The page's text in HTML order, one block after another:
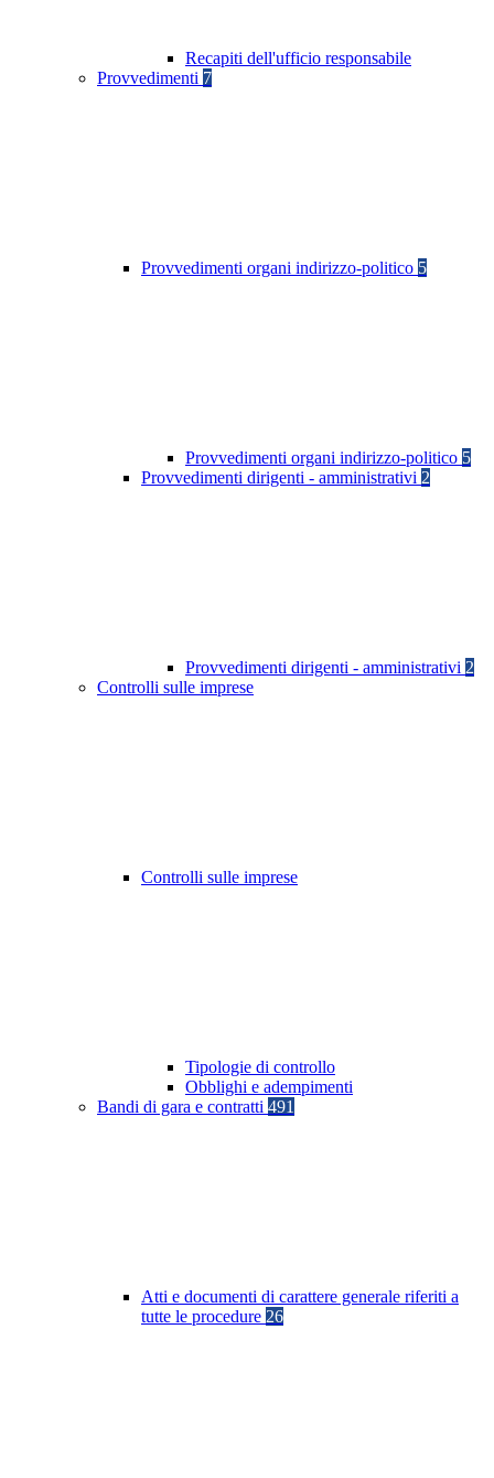
Recapiti dell'ufficio responsabile
Provvedimenti 7
Provvedimenti organi indirizzo-politico 5
Provvedimenti organi indirizzo-politico 5
Provvedimenti dirigenti - amministrativi 2
Provvedimenti dirigenti - amministrativi 2
Controlli sulle imprese
Controlli sulle imprese
Tipologie di controllo
Obblighi e adempimenti
Bandi di gara e contratti 491
Atti e documenti di carattere generale riferiti a
tutte le procedure 26